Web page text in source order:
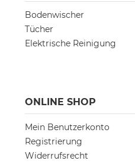
Bodenwischer
Tücher
Elektrische Reinigung
ONLINE SHOP
Mein Benutzerkonto
Registrierung
Widerrufsrecht